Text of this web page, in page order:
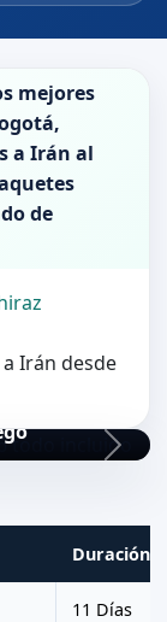
mejores
,
a Irán al
de
Irán desde
Duración
11 Días